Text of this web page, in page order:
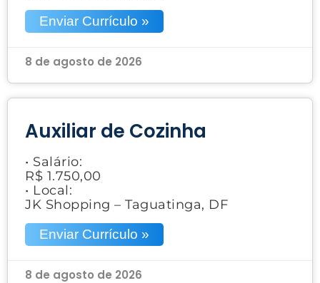
Enviar Currículo »
8 de agosto de 2026
Auxiliar de Cozinha
• Salário:
R$ 1.750,00
• Local:
JK Shopping – Taguatinga, DF
Enviar Currículo »
8 de agosto de 2026